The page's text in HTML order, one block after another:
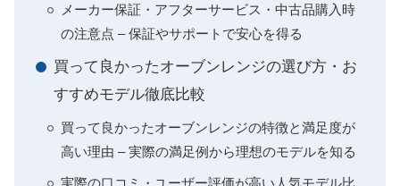
メーカー保証・アフターサービス・中古品購入時
の注意点 – 保証やサポートで安心を得る
買って良かったオーブンレンジの選び方・お
すすめモデル徹底比較
買って良かったオーブンレンジの特徴と満足度が
高い理由 – 実際の満足例から理想のモデルを知る
実際の口コミ・ユーザー評価が高い人気モデル比